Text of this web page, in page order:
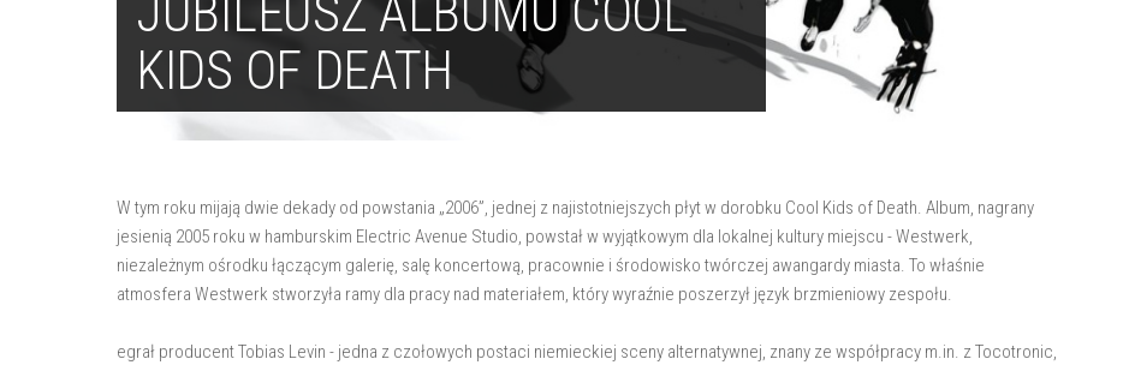
JUBILEUSZ ALBUMU COOL
KIDS OF DEATH
W tym roku mijają dwie dekady od powstania „2006”, jednej z najistotniejszych płyt w dorobku Cool Kids of Death. Album, nagrany
jesienią 2005 roku w hamburskim Electric Avenue Studio, powstał w wyjątkowym dla lokalnej kultury miejscu - Westwerk,
niezależnym ośrodku łączącym galerię, salę koncertową, pracownie i środowisko twórczej awangardy miasta. To właśnie
atmosfera Westwerk stworzyła ramy dla pracy nad materiałem, który wyraźnie poszerzył język brzmieniowy zespołu.
egrał producent Tobias Levin - jedna z czołowych postaci niemieckiej sceny alternatywnej, znany ze współpracy m.in. z Tocotronic,